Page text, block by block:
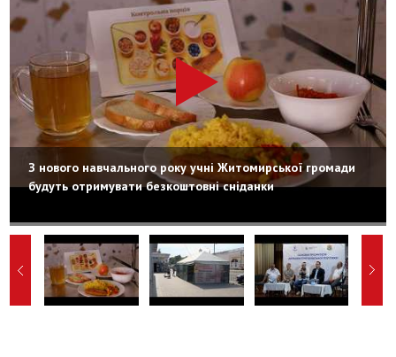
З нового навчального року учні Житомирської громади
будуть отримувати безкоштовні сніданки